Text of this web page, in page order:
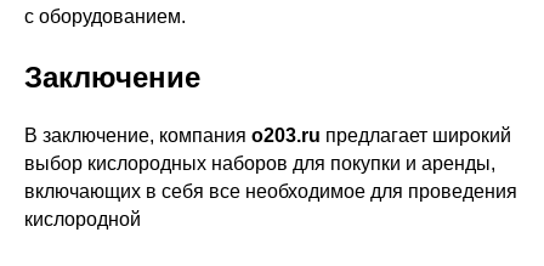
с оборудованием.
Заключение
В заключение, компания o203.ru предлагает широкий
выбор кислородных наборов для покупки и аренды,
включающих в себя все необходимое для проведения
кислородной
МЕНЮ ДЛЯ КЛИЕНТА
Каталог Отзывы
г. Москва, ул. Средняя
Комплектация